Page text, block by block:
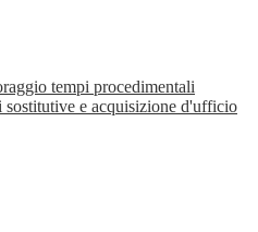
tempi procedimentali
e acquisizione d'ufficio